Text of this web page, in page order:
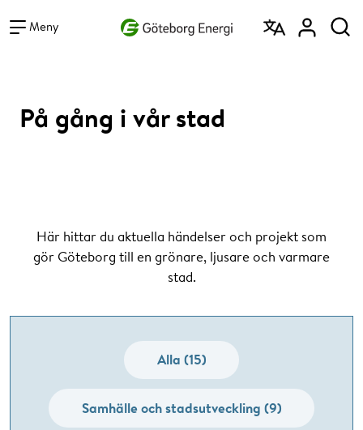
Meny
På gång i vår stad
Här hittar du aktuella händelser och projekt som
gör Göteborg till en grönare, ljusare och varmare
stad.
Alla (15)
Samhälle och stadsutveckling (9)